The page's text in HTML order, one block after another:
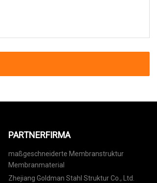
PARTNERFIRMA
maßgeschneiderte Membranstruktur
Membranmaterial
Zhejiang Goldman Stahl Struktur Co., Ltd.